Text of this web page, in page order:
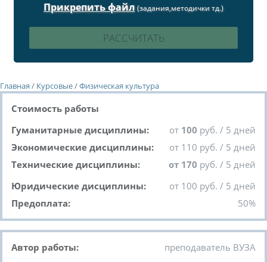
Прикрепить файл (задания,методички тд.)
Главная / Курсовые/Физическая культура
Стоимость работы
Гуманитарные дисциплины:
от 100 руб. / 5 дней
Экономические дисциплины:
от 110 руб. / 5 дней
Технические дисциплины:
от 170 руб. / 5 дней
Юридические дисциплины:
от 100 руб. / 5 дней
Предоплата:
50%
Автор работы:
преподаватель ВУЗА